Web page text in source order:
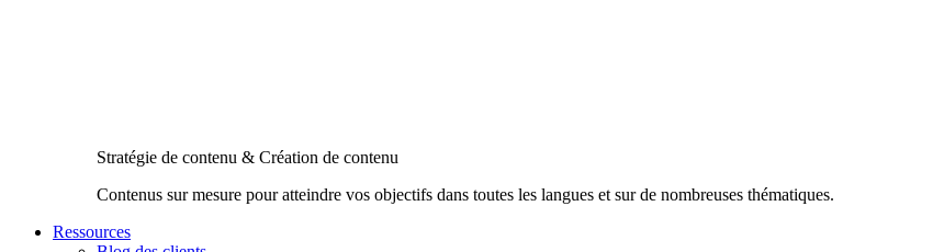
Stratégie de contenu & Création de contenu
Contenus sur mesure pour atteindre vos objectifs dans toutes les langues et sur de nombreuses thématiques.
Ressources